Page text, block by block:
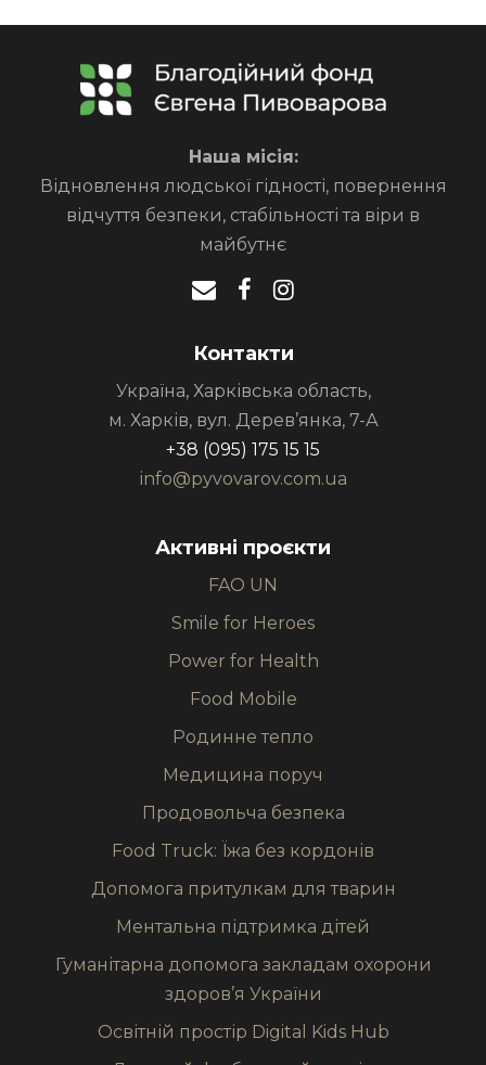
Наша місія:
Відновлення людської гідності, повернення
відчуття безпеки, стабільності та віри в
майбутнє
Контакти
Україна, Харківська область,
м. Харків, вул. Дерев’янка, 7-А
+38 (095) 175 15 15
info@pyvovarov.com.ua
Активні проєкти
FAO UN
Smile for Heroes
Power for Health
Food Mobile
Родинне тепло
Медицина поруч
Продовольча безпека
Food Truck: Їжа без кордонів
Допомога притулкам для тварин
Ментальна підтримка дітей
Гуманітарна допомога закладам охорони
здоров’я України
Освітній простір Digital Kids Hub